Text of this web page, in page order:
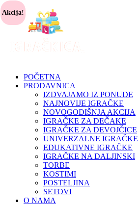
POČETNA
PRODAVNICA
IZDVAJAMO IZ PONUDE
NAJNOVIJE IGRAČKE
NOVOGODIŠNJA AKCIJA
IGRAČKE ZA DEČAKE
IGRAČKE ZA DEVOJČICE
UNIVERZALNE IGRAČKE
EDUKATIVNE IGRAČKE
IGRAČKE NA DALJINSKI
TORBE
KOSTIMI
POSTELJINA
SETOVI
O NAMA
Akcija!